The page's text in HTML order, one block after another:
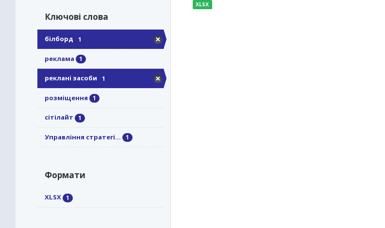
Ключові слова
білборд 1
реклама 1
реклані засоби 1
розміщення 1
сітілайт 1
Управління стратегі... 1
Формати
XLSX 1
XLSX